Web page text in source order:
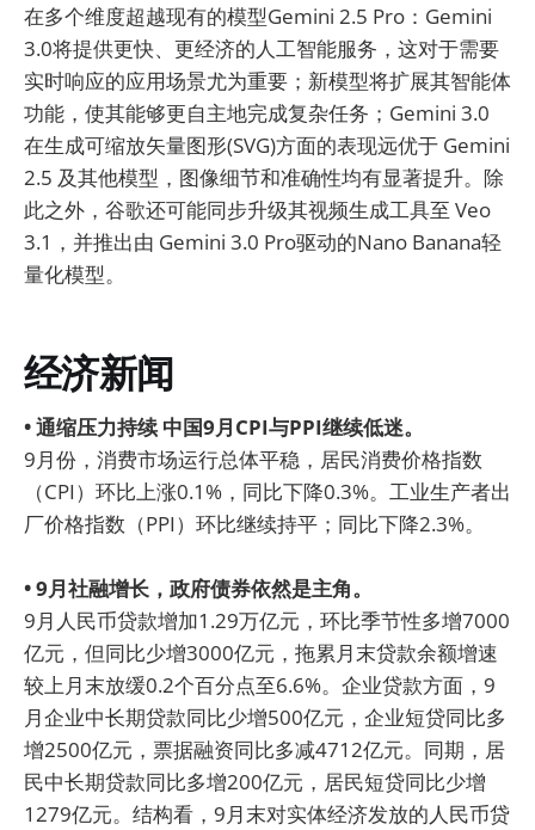
在多个维度超越现有的模型Gemini 2.5 Pro：Gemini
3.0将提供更快、更经济的人工智能服务，这对于需要
实时响应的应用场景尤为重要；新模型将扩展其智能体
功能，使其能够更自主地完成复杂任务；Gemini 3.0
在生成可缩放矢量图形(SVG)方面的表现远优于 Gemini
2.5 及其他模型，图像细节和准确性均有显著提升。除
此之外，谷歌还可能同步升级其视频生成工具至 Veo
3.1，并推出由 Gemini 3.0 Pro驱动的Nano Banana轻
量化模型。
经济新闻
• 通缩压力持续 中国9月CPI与PPI继续低迷。
9月份，消费市场运行总体平稳，居民消费价格指数
（CPI）环比上涨0.1%，同比下降0.3%。工业生产者出
厂价格指数（PPI）环比继续持平；同比下降2.3%。
• 9月社融增长，政府债券依然是主角。
9月人民币贷款增加1.29万亿元，环比季节性多增7000
亿元，但同比少增3000亿元，拖累月末贷款余额增速
较上月末放缓0.2个百分点至6.6%。企业贷款方面，9
月企业中长期贷款同比少增500亿元，企业短贷同比多
增2500亿元，票据融资同比多减4712亿元。同期，居
民中长期贷款同比多增200亿元，居民短贷同比少增
1279亿元。结构看，9月末对实体经济发放的人民币贷